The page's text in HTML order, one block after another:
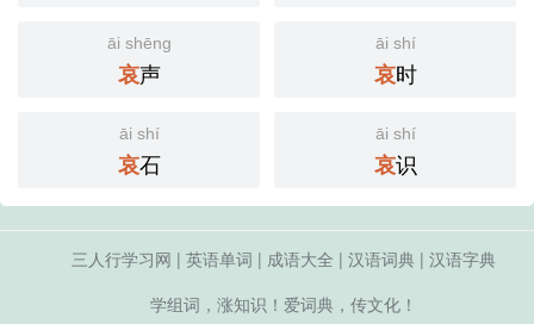
āi shēng
哀声
āi shí
哀时
āi shí
哀石
āi shí
哀识
三人行学习网 | 英语单词 | 成语大全 | 汉语词典 | 汉语字典
学组词，涨知识！爱词典，传文化！